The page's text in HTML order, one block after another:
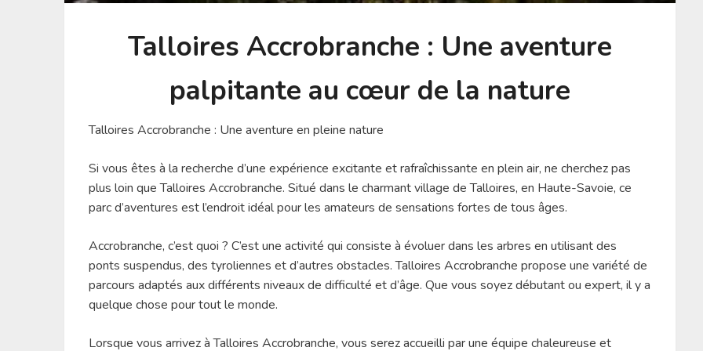
Talloires Accrobranche : Une aventure
palpitante au cœur de la nature
Talloires Accrobranche : Une aventure en pleine nature
Si vous êtes à la recherche d’une expérience excitante et rafraîchissante en plein air, ne cherchez pas
plus loin que Talloires Accrobranche. Situé dans le charmant village de Talloires, en Haute-Savoie, ce
parc d’aventures est l’endroit idéal pour les amateurs de sensations fortes de tous âges.
Accrobranche, c’est quoi ? C’est une activité qui consiste à évoluer dans les arbres en utilisant des
ponts suspendus, des tyroliennes et d’autres obstacles. Talloires Accrobranche propose une variété de
parcours adaptés aux différents niveaux de difficulté et d’âge. Que vous soyez débutant ou expert, il y a
quelque chose pour tout le monde.
Lorsque vous arrivez à Talloires Accrobranche, vous serez accueilli par une équipe chaleureuse et